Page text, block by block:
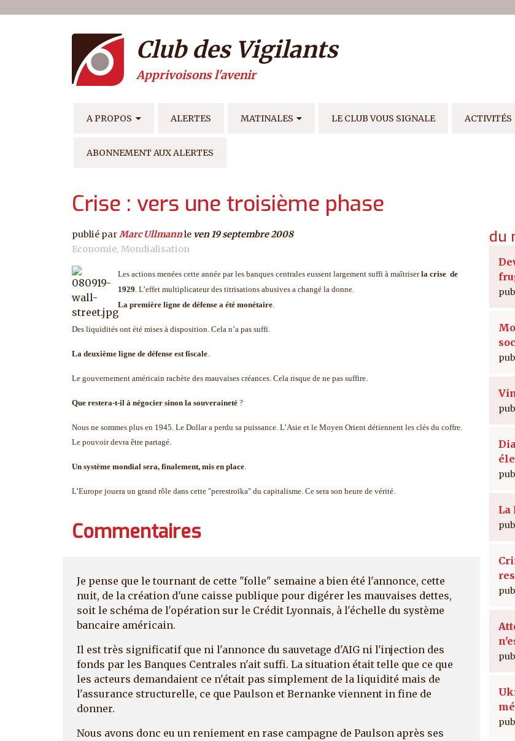
Menu du compte de l'utilisateur
Club des Vigilants
Apprivoisons l'avenir
NAVIGATION PRINCIPALE
A PROPOS ALERTES MATINALES LE CLUB VOUS SIGNALE ACTIVITÉS
ABONNEMENT AUX ALERTES
Crise : vers une troisième phase
publié par Marc Ullmannle ven 19 septembre 2008
Economie Mondialisation
Les actions menées cette année par les banques centrales eussent largement suffi à maîtriserla crise de
1929 . L’effet multiplicateur des titrisations abusives a changé la donne.
La première ligne de défense a été monétaire
Des liquidités ont été mises à disposition. Cela n’a pas suffi.
La deuxième ligne de défense est fiscale
Le gouvernement américain rachète des mauvaises créances. Cela risque de ne pas suffire.
Que restera-t-il à négocier sinon la souveraineté ?
Nous ne sommes plus en 1945. Le Dollar a perdu sa puissance. L’Asie et le Moyen Orient détiennent les clés du coffre.
Le pouvoir devra être partagé.
Un système mondial sera, finalement, mis en place
L’Europe jouera un grand rôle dans cette "perestroïka" du capitalisme. Ce sera son heure de vérité.
Commentaires
Je pense que le tournant de cette "folle" semaine a bien été l'annonce, cette
nuit, de la création d'une caisse publique pour digérer les mauvaises dettes,
soit le schéma de l'opération sur le Crédit Lyonnais, à l'échelle du système
bancaire américain.
Il est très significatif que ni l'annonce du sauvetage d'AIG ni l'injection des
fonds par les Banques Centrales n'ait suffi. La situation était telle que ce que
les acteurs demandaient ce n'était pas simplement de la liquidité mais de
l'assurance structurelle, ce que Paulson et Bernanke viennent in fine de
donner.
Nous avons donc eu un reniement en rase campagne de Paulson après ses
du
La